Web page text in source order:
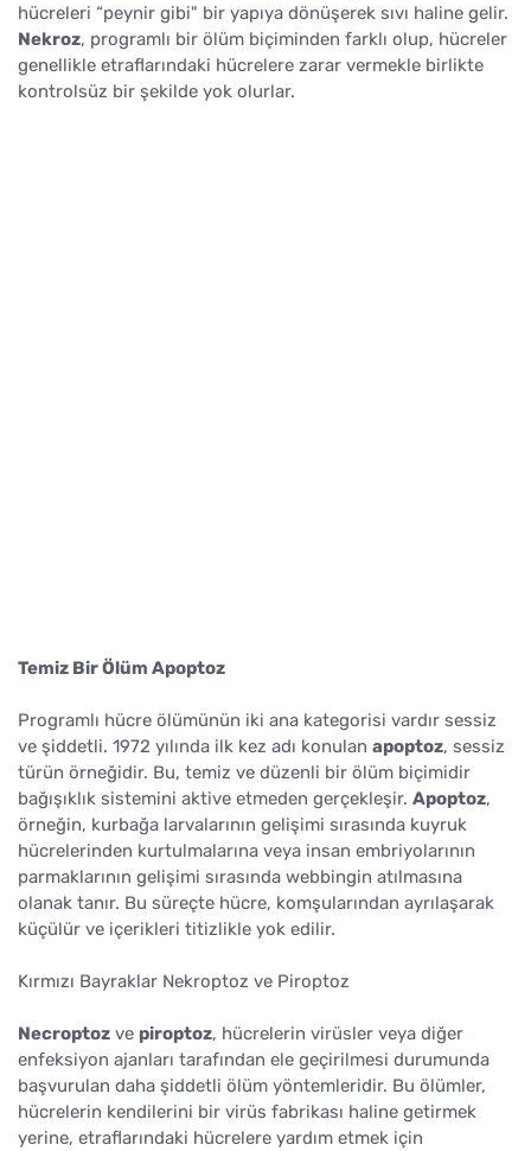
hücreleri “peynir gibi" bir yapıya dönüşerek sıvı haline gelir.
Nekroz, programlı bir ölüm biçiminden farklı olup, hücreler
genellikle etraflarındaki hücrelere zarar vermekle birlikte
kontrolsüz bir şekilde yok olurlar.
Temiz Bir Ölüm Apoptoz
Programlı hücre ölümünün iki ana kategorisi vardır sessiz
ve şiddetli. 1972 yılında ilk kez adı konulan apoptoz, sessiz
türün örneğidir. Bu, temiz ve düzenli bir ölüm biçimidir
bağışıklık sistemini aktive etmeden gerçekleşir. Apoptoz,
örneğin, kurbağa larvalarının gelişimi sırasında kuyruk
hücrelerinden kurtulmalarına veya insan embriyolarının
parmaklarının gelişimi sırasında webbingin atılmasına
olanak tanır. Bu süreçte hücre, komşularından ayrılaşarak
küçülür ve içerikleri titizlikle yok edilir.
Kırmızı Bayraklar Nekroptoz ve Piroptoz
Necroptoz ve piroptoz, hücrelerin virüsler veya diğer
enfeksiyon ajanları tarafından ele geçirilmesi durumunda
başvurulan daha şiddetli ölüm yöntemleridir. Bu ölümler,
hücrelerin kendilerini bir virüs fabrikası haline getirmek
yerine, etraflarındaki hücrelere yardım etmek için